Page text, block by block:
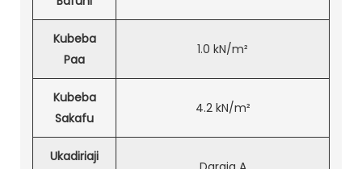
Kubeba
Paa
1.0 kN/m²
Kubeba
Sakafu
4.2 kN/m²
Ukadiriaji